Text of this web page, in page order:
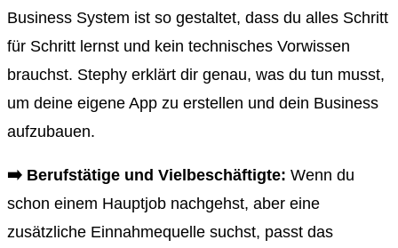
Business System ist so gestaltet, dass du alles Schritt
für Schritt lernst und kein technisches Vorwissen
brauchst. Stephy erklärt dir genau, was du tun musst,
um deine eigene App zu erstellen und dein Business
aufzubauen.
➡️ Berufstätige und Vielbeschäftigte: Wenn du
schon einem Hauptjob nachgehst, aber eine
zusätzliche Einnahmequelle suchst, passt das